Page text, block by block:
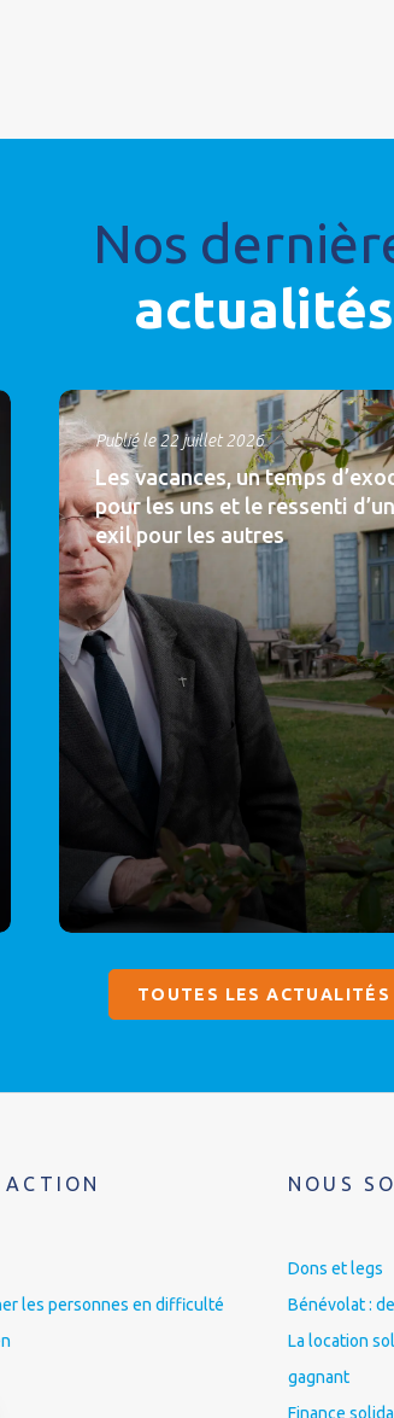
Nos
actualités
Publié le 22 juillet 2026
Les vacances, un temps
pour les uns et le ressenti d’un
exil pour les autres
TOUTES LES ACTUALITÉS
ACTION
les personnes en difficulté
NOUS
Dons et legs
Bénévolat :
La location
gagnant
Finance